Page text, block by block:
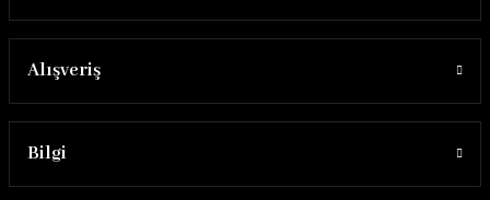
Alışveriş
Bilgi